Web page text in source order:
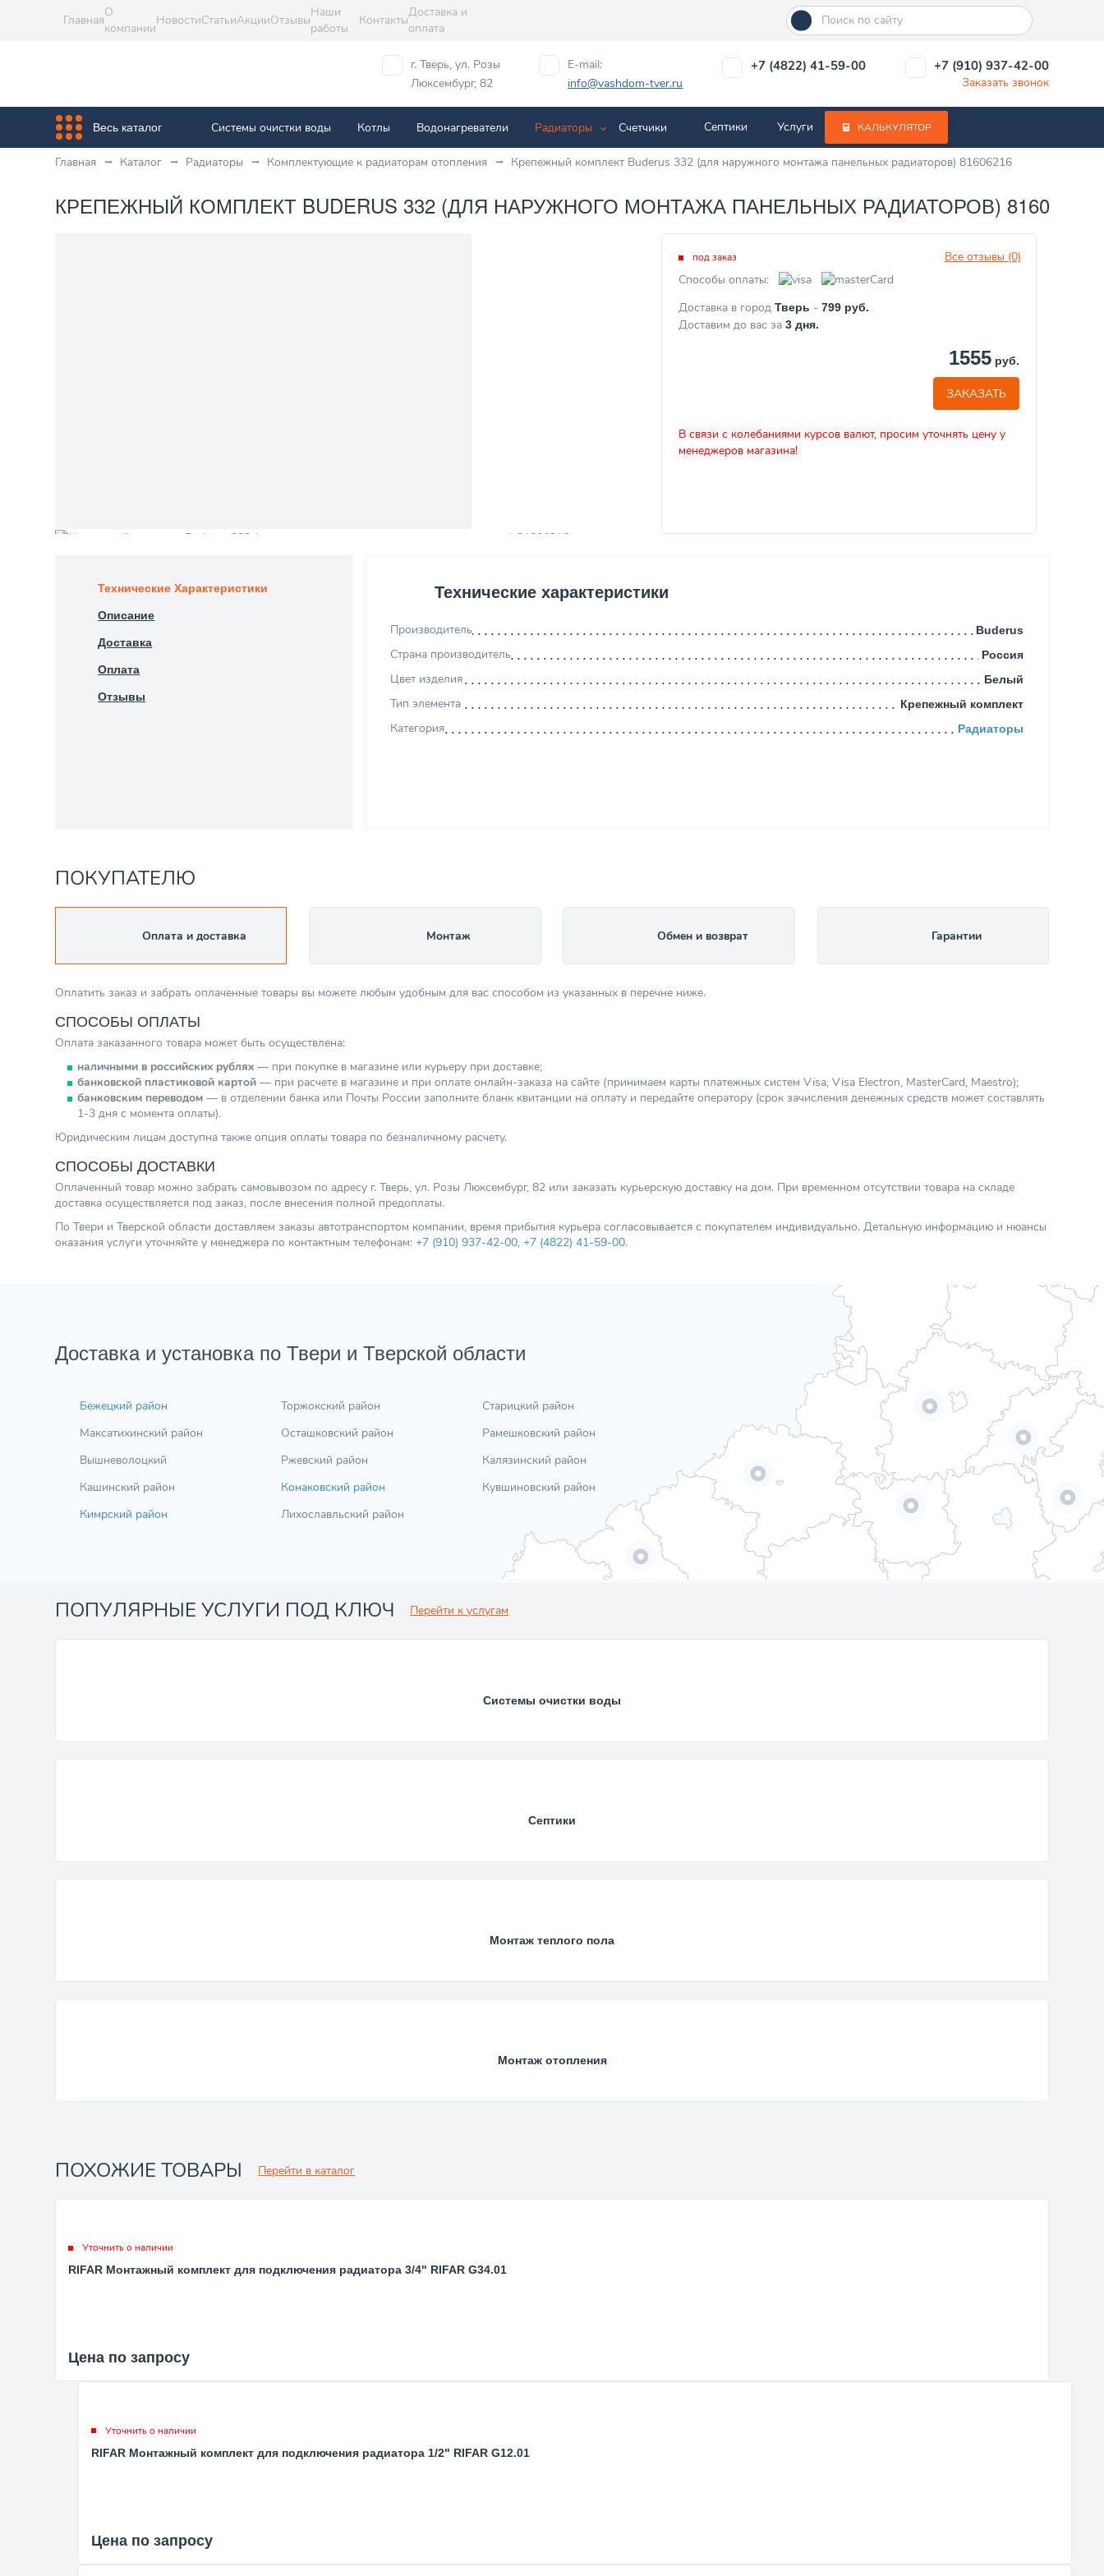
Главная
О
компании
НовостиСтатьиАкцииОтзывы
Наши
работы
Контакты
Доставка и
оплата
г. Тверь, ул. Розы
Люксембург, 82
E-mail:
info@vashdom-tver.ru
+7 (4822) 41-59-00 +7 (910) 937-42-00
Заказать звонок
Весь каталог Системы очистки воды Котлы Водонагреватели Радиаторы Cчетчики Септики Услуги КАЛЬКУЛЯТОР
Главная Каталог Радиаторы Комплектующие к радиаторам отопления Крепежный комплект Buderus 332 (для наружного монтажа панельных радиаторов) 81606216
КРЕПЕЖНЫЙ КОМПЛЕКТ BUDERUS 332 (ДЛЯ НАРУЖНОГО МОНТАЖА ПАНЕЛЬНЫХ РАДИАТОРОВ) 81606216
Все отзывы (0)
под заказ
Способы оплаты:
Доставка в город Тверь - 799 руб.
Доставим до вас за 3 дня.
1555руб.
ЗАКАЗАТЬ
В связи с колебаниями курсов валют, просим уточнять цену у
менеджеров магазина!
Технические Характеристики Технические характеристики
Производитель Buderus
Страна производитель Россия
Цвет изделия Белый
Тип элемента Крепежный комплект
Категория Радиаторы
Описание
Доставка
Оплата
Отзывы
ПОКУПАТЕЛЮ
Оплата и доставка
Оплатить заказ и забрать оплаченные товары вы можете любым удобным для вас способом из указанных в перечне ниже.
СПОСОБЫ ОПЛАТЫ
Оплата заказанного товара может быть осуществлена:
наличными в российских рублях — при покупке в магазине или курьеру при доставке;
банковской пластиковой картой — при расчете в магазине и при оплате онлайн-заказа на сайте (принимаем карты платежных систем Visa, Visa Electron, MasterCard, Maestro);
банковским переводом — в отделении банка или Почты России заполните бланк квитанции на оплату и передайте оператору (срок зачисления денежных средств может составлять
1-3 дня с момента оплаты).
Юридическим лицам доступна также опция оплаты товара по безналичному расчету.
СПОСОБЫ ДОСТАВКИ
Оплаченный товар можно забрать самовывозом по адресу г. Тверь, ул. Розы Люксембург, 82 или заказать курьерскую доставку на дом. При временном отсутствии товара на складе
доставка осуществляется под заказ, после внесения полной предоплаты.
По Твери и Тверской области доставляем заказы автотранспортом компании, время прибытия курьера согласовывается с покупателем индивидуально. Детальную информацию и нюансы
оказания услуги уточняйте у менеджера по контактным телефонам: +7 (910) 937-42-00, +7 (4822) 41-59-00.
Монтаж Обмен и возврат Гарантии
Доставка и установка по Твери и Тверской области
Бежецкий район
Максатихинский район
Вышневолоцкий
Кашинский район
Кимрский район
Торжокский район
Осташковский район
Ржевский район
Конаковский район
Лихославльский район
Старицкий район
Рамешковский район
Калязинский район
Кувшиновский район
ПОПУЛЯРНЫЕ УСЛУГИ ПОД КЛЮЧ Перейти к услугам
Системы очистки воды
Септики
Монтаж теплого пола
Монтаж отопления
ПОХОЖИЕ ТОВАРЫ Перейти в каталог
Уточнить о наличии
RIFAR Монтажный комплект для подключения радиатора 3/4" RIFAR G34.01
Цена по запросу
Уточнить о наличии
RIFAR Монтажный комплект для подключения радиатора 1/2" RIFAR G12.01
Цена по запросу